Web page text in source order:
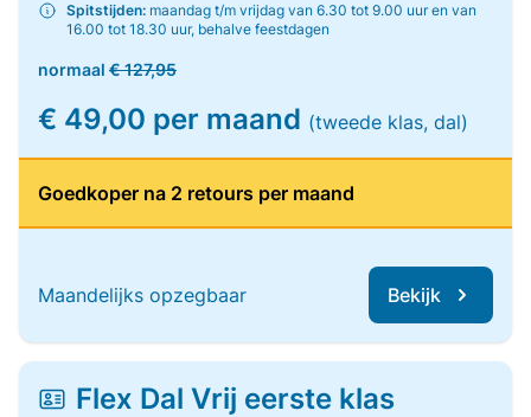
Spitstijden: maandag t/m vrijdag van 6.30 tot 9.00 uur en van
16.00 tot 18.30 uur, behalve feestdagen
normaal € 127,95
€ 49,00 per maand (tweede klas, dal)
Goedkoper na 2 retours per maand
Maandelijks opzegbaar Bekijk
Flex Dal Vrij eerste klas